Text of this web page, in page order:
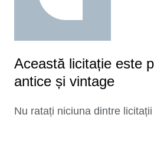
Această licitație este
antice și vintage
Nu ratați niciuna dintre licitații